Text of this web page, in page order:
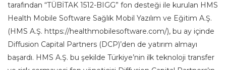
tarafından “TÜBİTAK 1512-BIGG” fon desteği ile kurulan HMS
Health Mobile Software Sağlık Mobil Yazılım ve Eğitim A.Ş.
(HMS A.Ş. https://healthmobilesoftware.com/), bu ay içinde
Diffusion Capital Partners (DCP)’den de yatırım almayı
başardı. HMS A.Ş. bu şekilde Türkiye’nin ilk teknoloji transfer